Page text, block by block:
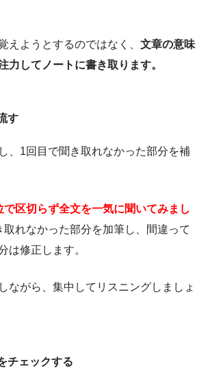
えようとするのではなく、 文章の意味
力してノートに書き取ります。
す
、1回目で聞き取れなかった部分を補
区切らず全文を一気に聞いてみまし
取れなかった部分を加筆し、間違って
は修正します。
ながら、集中してリスニングしましょ
チェックする